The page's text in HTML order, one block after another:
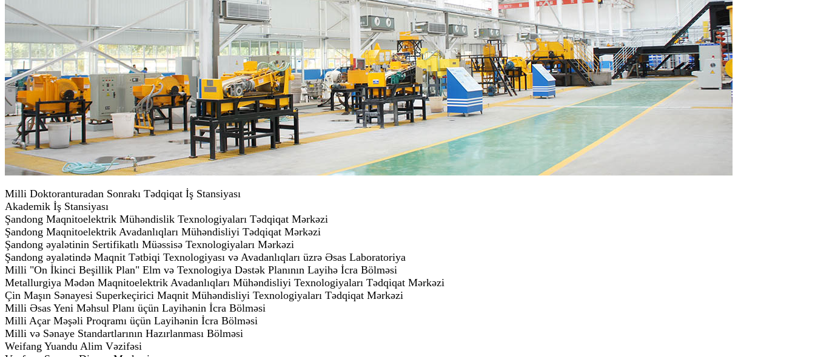
Milli Doktoranturadan Sonrakı Tədqiqat İş Stansiyası
Akademik İş Stansiyası
Şandong Maqnitoelektrik Mühəndislik Texnologiyaları Tədqiqat Mərkəzi
Şandong Maqnitoelektrik Avadanlıqları Mühəndisliyi Tədqiqat Mərkəzi
Şandong əyalətinin Sertifikatlı Müəssisə Texnologiyaları Mərkəzi
Şandong əyalətində Maqnit Tətbiqi Texnologiyası və Avadanlıqları üzrə Əsas Laboratoriya
Milli "On İkinci Beşillik Plan" Elm və Texnologiya Dəstək Planının Layihə İcra Bölməsi
Metallurgiya Mədən Maqnitoelektrik Avadanlıqları Mühəndisliyi Texnologiyaları Tədqiqat Mərkəzi
Çin Maşın Sənayesi Superkeçirici Maqnit Mühəndisliyi Texnologiyaları Tədqiqat Mərkəzi
Milli Əsas Yeni Məhsul Planı üçün Layihənin İcra Bölməsi
Milli Açar Məşəli Proqramı üçün Layihənin İcra Bölməsi
Milli və Sənaye Standartlarının Hazırlanması Bölməsi
Weifang Yuandu Alim Vəzifəsi